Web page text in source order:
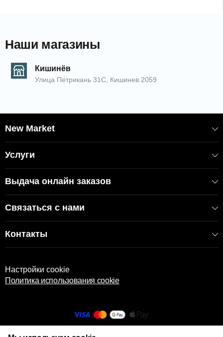
Наши магазины
Кишинёв
Улица Петрикань 31С, Кишинев 2059
New Market
Услуги
Выдача онлайн заказов
Связаться с нами
Контакты
Настройки cookie
Политика использования cookie